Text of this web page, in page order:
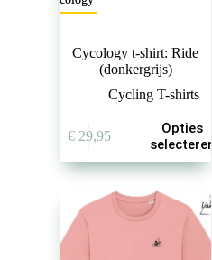
Cycology t-shirt: Ride
(donkergrijs)
Cycling T-shirts
€29,95
Opties
selecteren
product
meerdere
optie
kan